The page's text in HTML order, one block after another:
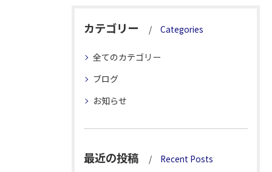
カテゴリー Categories
全てのカテゴリー
ブログ
お知らせ
最近の投稿 Recent Posts